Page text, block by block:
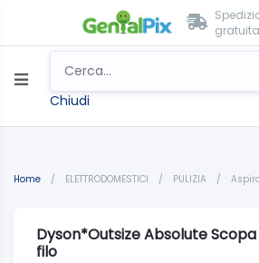
Chiudi
Home / ELETTRODOMESTICI / PULIZIA /
Dyson*Outsize Absolute
filo